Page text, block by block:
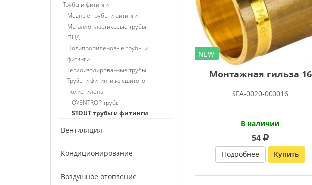
Трубы и фитинги
Медные трубы и фитинги
Металлопластиковые трубы
ПНД
Полипропиленовые трубы и
фитинги
Теплоизолированные трубы
Трубы и фитинги из сшитого
полиэтилена
OVENTROP трубы
STOUT трубы и фитинги
Вентиляция
Кондиционирование
Воздушное отопление
NEW
Монтажная гильза 16
SFA-0020-000016
В наличии
54
Подробнее Купить